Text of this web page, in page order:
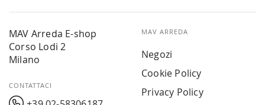
MAV Arreda E-shop
Corso Lodi 2
Milano
CONTATTACI
MAV ARREDA
Negozi
Cookie Policy
Privacy Policy